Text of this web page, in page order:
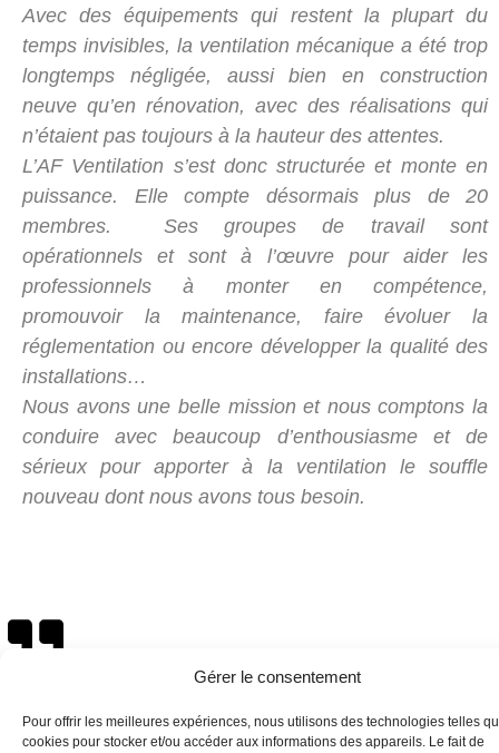
Gérer le consentement
Pour offrir les meilleures expériences, nous utilisons des technologies telles
cookies pour stocker et/ou accéder aux informations des appareils. Le fait de
Avec des équipements qui restent la plupart du
temps invisibles, la ventilation mécanique a été trop
longtemps négligée, aussi bien en construction
neuve qu’en rénovation, avec des réalisations qui
n’étaient pas toujours à la hauteur des attentes.
L’AF Ventilation s’est donc structurée et monte en
puissance. Elle compte désormais plus de 20
membres. Ses groupes de travail sont
opérationnels et sont à l’œuvre pour aider les
professionnels à monter en compétence,
promouvoir la maintenance, faire évoluer la
réglementation ou encore développer la qualité des
installations…
Nous avons une belle mission et nous comptons la
conduire avec beaucoup d’enthousiasme et de
sérieux pour apporter à la ventilation le souffle
nouveau dont nous avons tous besoin.